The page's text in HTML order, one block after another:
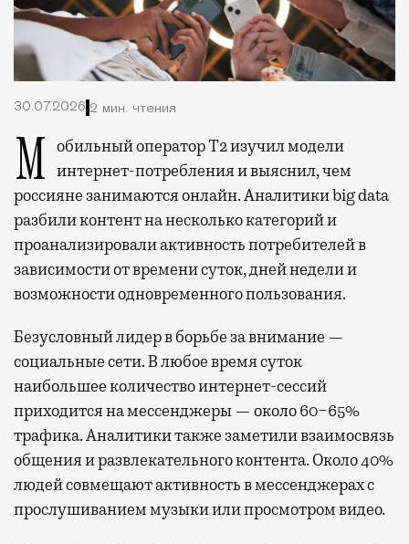
30.07.2026 2 мин. чтения
Мобильный оператор Т2 изучил модели интернет-потребления и выяснил, чем
россияне занимаются онлайн. Аналитики big data
разбили контент на несколько категорий и
проанализировали активность потребителей в
зависимости от времени суток, дней недели и
возможности одновременного пользования.
Безусловный лидер в борьбе за внимание —
социальные сети. В любое время суток
наибольшее количество интернет-сессий
приходится на мессенджеры — около 60−65%
трафика. Аналитики также заметили взаимосвязь
общения и развлекательного контента. Около 40%
людей совмещают активность в мессенджерах с
прослушиванием музыки или просмотром видео.